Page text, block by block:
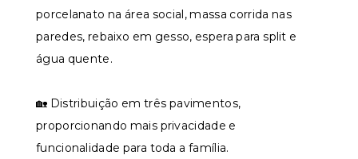
porcelanato na área social, massa corrida nas
paredes, rebaixo em gesso, espera para split e
água quente.
🏡 Distribuição em três pavimentos,
proporcionando mais privacidade e
funcionalidade para toda a família.